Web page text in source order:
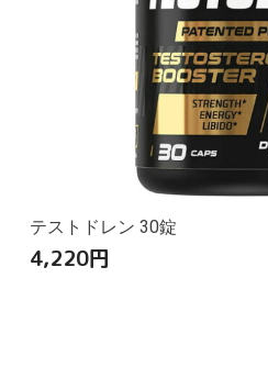
テストドレン 30錠
4,220円